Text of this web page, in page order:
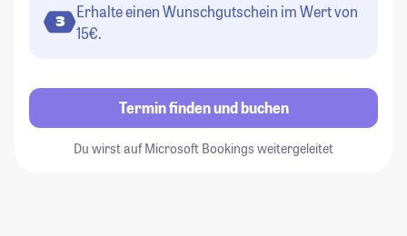
3
Erhalte einen Wunschgutschein im Wert von
15€.
Termin finden und buchen
Du wirst auf Microsoft Bookings weitergeleitet